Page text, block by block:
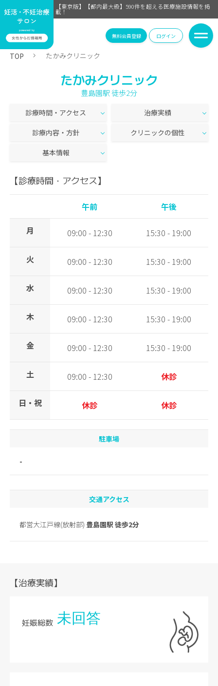
【東京版】【都内最大級】590件を超える医療施設情報を掲
載！
無料会員登録 ログイン
TOP たかみクリニック
たかみクリニック
豊島園駅 徒歩2分
診療時間・アクセス 治療実績
診療内容・方針 クリニックの個性
基本情報
【診療時間・アクセス】
午前 午後
月 09:00 - 12:30 15:30 - 19:00
火 09:00 - 12:30 15:30 - 19:00
水 09:00 - 12:30 15:30 - 19:00
木 09:00 - 12:30 15:30 - 19:00
金 09:00 - 12:30 15:30 - 19:00
土 09:00 - 12:30 休診
日・祝 休診 休診
駐車場
-
交通アクセス
都営大江戸線(放射部) 豊島園駅 徒歩2分
【治療実績】
妊娠総数 未回答